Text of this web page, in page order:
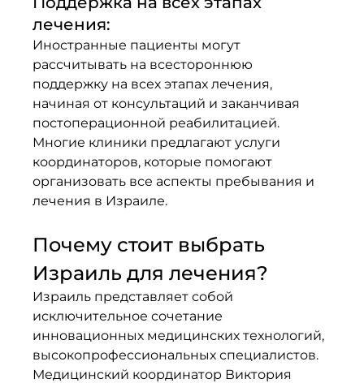
лечения:
Иностранные пациенты могут
рассчитывать на всестороннюю
поддержку на всех этапах лечения,
начиная от консультаций и заканчивая
постоперационной реабилитацией.
Многие клиники предлагают услуги
координаторов, которые помогают
организовать все аспекты пребывания и
лечения в Израиле.
Почему стоит выбрать
Израиль для лечения?
Израиль представляет собой
исключительное сочетание
инновационных медицинских технологий,
высокопрофессиональных специалистов.
Медицинский координатор Виктория